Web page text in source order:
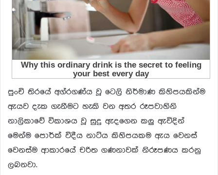
පුංචි තිරයේ අග්රගණ්ය වූ ටෙලි නිර්මාණ කිහිපයකින්ම
ඇයව දැක ගැනීමට හැකි වන අතර රූපවාහිනි
නාලිකාවේ විකාශය වූ සුදු ඇදගෙන කලු ඇවිදින්
මෙන්ම පොර්ක් විදීය නාට්ය කිහිපයකම ඇය වෙනස්
වෙනස්ම ආකාරයේ චරිත ගණනාවක් නිරූපණය කරනු
ලබනවා.